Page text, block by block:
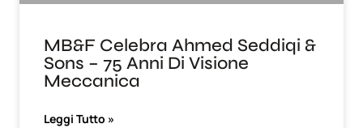
MB&F Celebra Ahmed Seddiqi &
Sons – 75 Anni Di Visione
Meccanica
Leggi Tutto »